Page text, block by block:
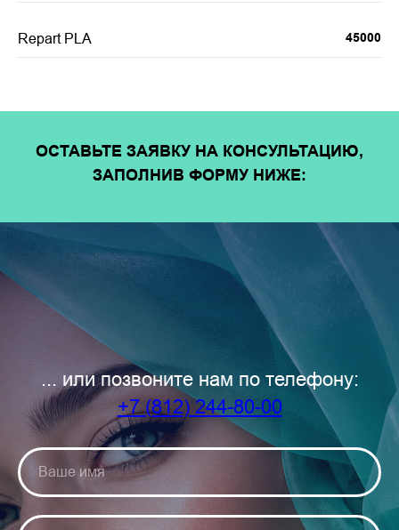
Repart PLA 45000
ОСТАВЬТЕ ЗАЯВКУ НА КОНСУЛЬТАЦИЮ,
ЗАПОЛНИВ ФОРМУ НИЖЕ:
... или позвоните нам по телефону:
+7 (812) 244-80-00